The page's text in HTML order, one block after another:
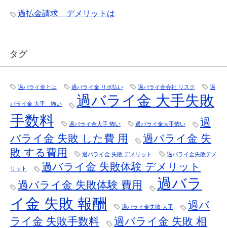
過払金請求 デメリットは
タグ
過バライ金とは 過バライ金 リボ払い 過バライ金会社 リスク 過
バライ金 大手 怖い
過バライ金 大手失敗
手数料
過バライ金大手 怖い 過バライ金大手怖い
過
バライ金 失敗 した費 用
過バライ金 失
敗 する費用
過バライ金 失敗 デメリット 過バライ金失敗デメ
リット
過バライ金 失敗体験 デメリット
過バライ金 失敗体験 費用
過バラ
イ金 失敗 報酬
過バライ金失敗 大手
過バ
ライ金 失敗手数料
過バライ金 失敗 相